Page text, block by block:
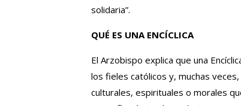
solidaria”.
QUÉ ES UNA ENCÍCLICA
El Arzobispo explica que una
los fieles católicos y, muchas
culturales, espirituales o morales